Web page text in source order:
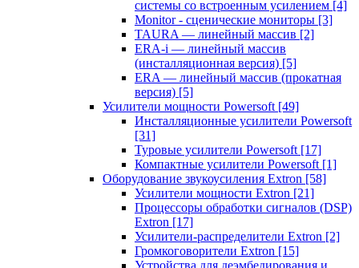
системы со встроенным усилением [4]
Monitor - сценические мониторы [3]
TAURA — линейный массив [2]
ERA-i — линейный массив
(инсталляционная версия) [5]
ERA — линейный массив (прокатная
версия) [5]
Усилители мощности Powersoft [49]
Инсталляционные усилители Powersoft
[31]
Туровые усилители Powersoft [17]
Компактные усилители Powersoft [1]
Оборудование звукоусиления Extron [58]
Усилители мощности Extron [21]
Процессоры обработки сигналов (DSP)
Extron [17]
Усилители-распределители Extron [2]
Громкоговорители Extron [15]
Устройства для деэмбедирования и